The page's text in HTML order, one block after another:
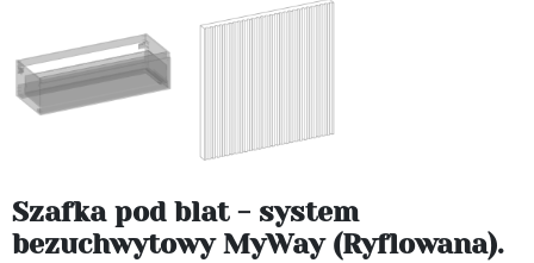
Szafka pod blat - system
bezuchwytowy MyWay (Ryflowana).